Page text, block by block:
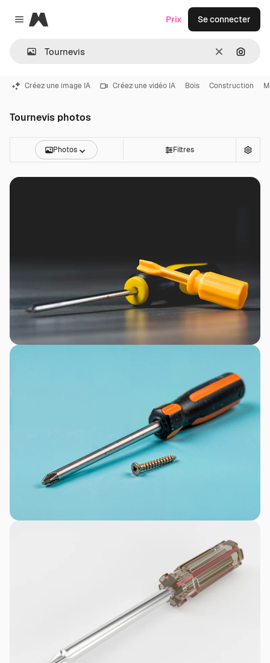
Close menu
Magnific
Effacer
Prix Se connecter
Créez une image IA Créez une vidéo IA Bois Construction
Tournevis photos
Photos Filtres